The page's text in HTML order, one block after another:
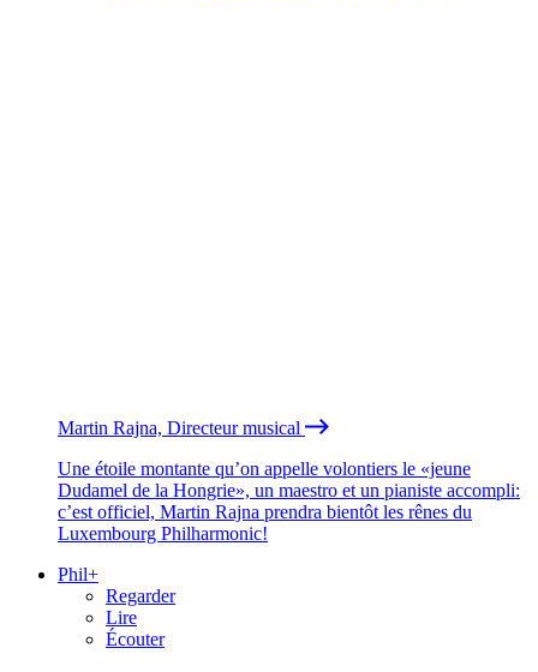
Martin Rajna, Directeur musical
Une étoile montante qu’on appelle volontiers le «jeune
Dudamel de la Hongrie», un maestro et un pianiste accompli:
c’est officiel, Martin Rajna prendra bientôt les rênes du
Luxembourg Philharmonic!
Phil+
Regarder
Lire
Écouter